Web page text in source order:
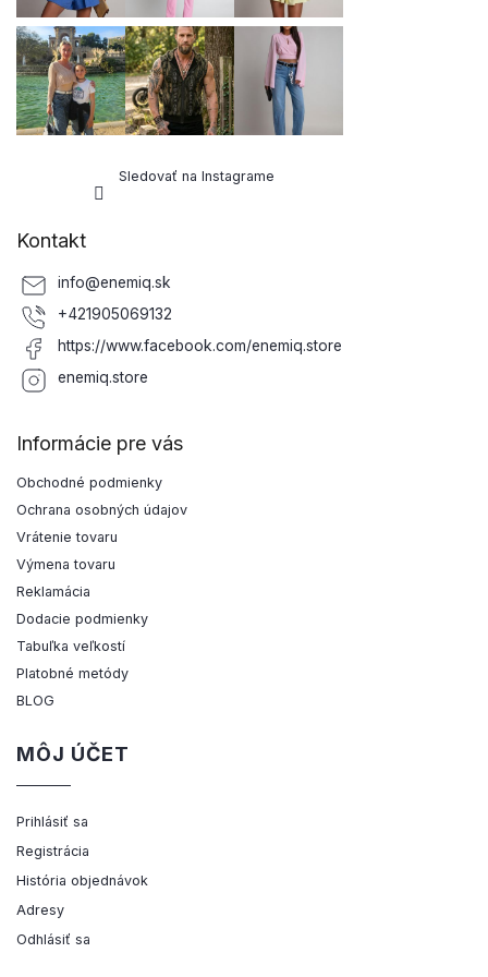
Sledovať na Instagrame
Kontakt
info@enemiq.sk
+421905069132
https://www.facebook.com/enemiq.store
enemiq.store
Informácie pre vás
Obchodné podmienky
Ochrana osobných údajov
Vrátenie tovaru
Výmena tovaru
Reklamácia
Dodacie podmienky
Tabuľka veľkostí
Platobné metódy
BLOG
MÔJ ÚČET
Prihlásiť sa
Registrácia
História objednávok
Adresy
Odhlásiť sa